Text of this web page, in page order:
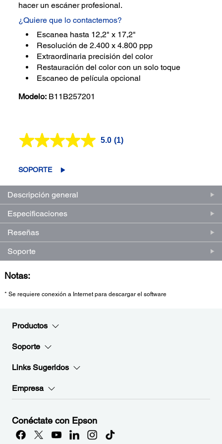
hacer un escáner profesional.
¿Quiere que lo contactemos?
Escanea hasta 12,2" x 17,2"
Resolución de 2.400 x 4.800 ppp
Extraordinaria precisión del color
Restauración del color con un solo toque
Escaneo de película opcional
Modelo: B11B257201
5.0 Lea
la
(1)
SOPORTE
Descripción general
Especificaciones
Reseñas
Soporte
Notas:
* Se requiere conexión a Internet para descargar el software
Productos
Soporte
Links Sugeridos
Empresa
Conéctate con Epson